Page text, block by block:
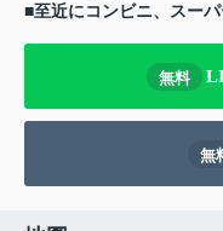
■至近にコンビニ、スーパ
無料
無